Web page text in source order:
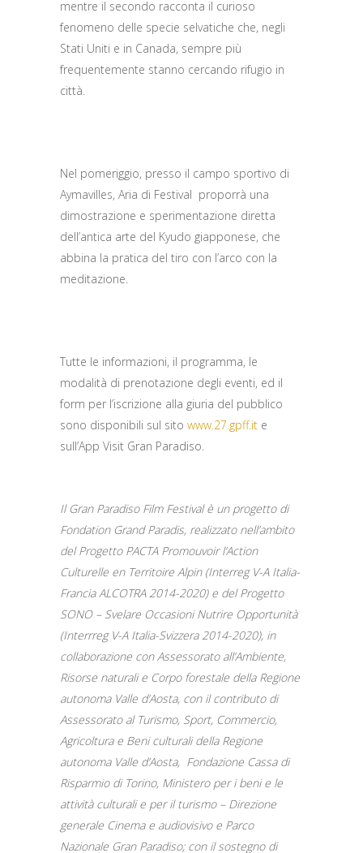
mentre il secondo racconta il curioso
fenomeno delle specie selvatiche che, negli
Stati Uniti e in Canada, sempre più
frequentemente stanno cercando rifugio in
città.
Nel pomeriggio, presso il campo sportivo di
Aymavilles, Aria di Festival proporrà una
dimostrazione e sperimentazione diretta
dell’antica arte del Kyudo giapponese, che
abbina la pratica del tiro con l’arco con la
meditazione.
Tutte le informazioni, il programma, le
modalità di prenotazione degli eventi, ed il
form per l’iscrizione alla giuria del pubblico
sono disponibili sul sito www.27.gpff.it e
sull’App Visit Gran Paradiso.
Il Gran Paradiso Film Festival è un progetto di
Fondation Grand Paradis, realizzato nell’ambito
del Progetto PACTA Promouvoir l’Action
Culturelle en Territoire Alpin (Interreg V-A Italia-
Francia ALCOTRA 2014-2020) e del Progetto
SONO – Svelare Occasioni Nutrire Opportunità
(Interrreg V-A Italia-Svizzera 2014-2020), in
collaborazione con Assessorato all’Ambiente,
Risorse naturali e Corpo forestale della Regione
autonoma Valle d’Aosta, con il contributo di
Assessorato al Turismo, Sport, Commercio,
Agricoltura e Beni culturali della Regione
autonoma Valle d’Aosta, Fondazione Cassa di
Risparmio di Torino, Ministero per i beni e le
attività culturali e per il turismo – Direzione
generale Cinema e audiovisivo e Parco
Nazionale Gran Paradiso; con il sostegno di